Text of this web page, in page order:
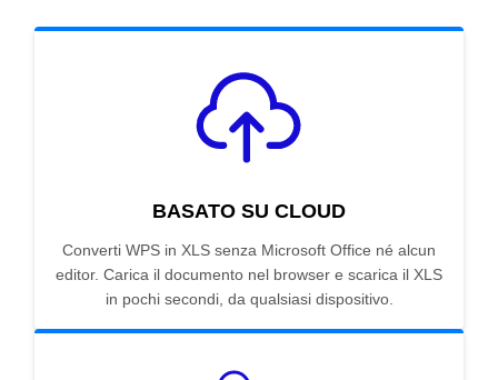
BASATO SU CLOUD
Converti WPS in XLS senza Microsoft Office né alcun
editor. Carica il documento nel browser e scarica il XLS
in pochi secondi, da qualsiasi dispositivo.